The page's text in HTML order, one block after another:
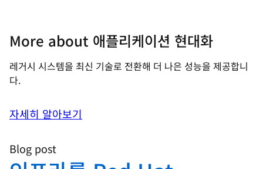
More about 애플리케이션 현대화
레거시 시스템을 최신 기술로 전환해 더 나은 성능을 제공합니
다.
자세히 알아보기
Blog post